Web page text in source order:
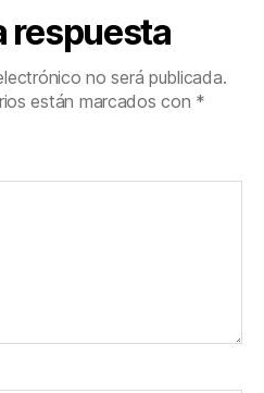
respuesta
no será publicada.
están marcados con *